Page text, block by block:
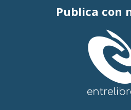
Publica con